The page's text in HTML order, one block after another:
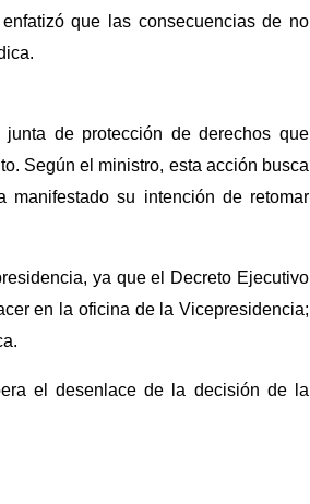
que las consecuencias de no
de protección de derechos que
Según el ministro, esta acción busca
manifestado su intención de retomar
ya que el Decreto Ejecutivo
en la oficina de la Vicepresidencia;
el desenlace de la decisión de la